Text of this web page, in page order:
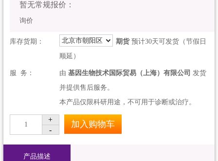
暂无常规报价：
询价
库存货期： 北京市朝阳区 期货预计30天可发货（节假日
顺延）
服 务： 由 基因生物技术国际贸易（上海）有限公司 发货
并提供售后服务。
本产品仅限科研用途，不可用于诊断或治疗。
1
+
-
加入购物车
产品描述